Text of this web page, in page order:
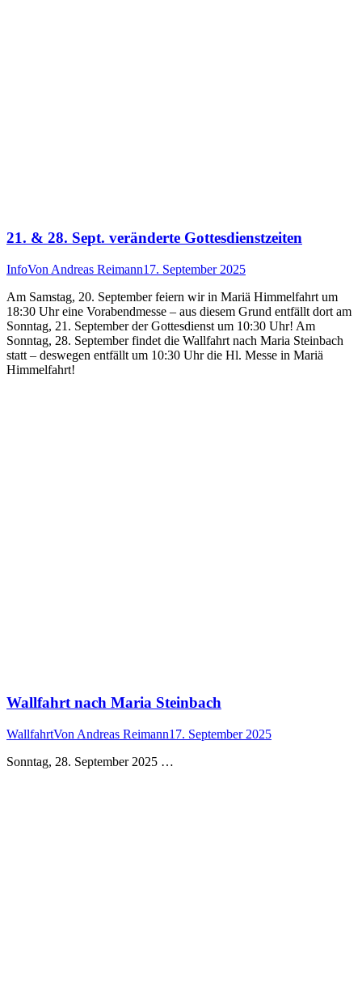
21. & 28. Sept. veränderte Gottesdienstzeiten
InfoVon Andreas Reimann17. September 2025
Am Samstag, 20. September feiern wir in Mariä Himmelfahrt um
18:30 Uhr eine Vorabendmesse – aus diesem Grund entfällt dort am
Sonntag, 21. September der Gottesdienst um 10:30 Uhr! Am
Sonntag, 28. September findet die Wallfahrt nach Maria Steinbach
statt – deswegen entfällt um 10:30 Uhr die Hl. Messe in Mariä
Himmelfahrt!
Wallfahrt nach Maria Steinbach
WallfahrtVon Andreas Reimann17. September 2025
Sonntag, 28. September 2025 …